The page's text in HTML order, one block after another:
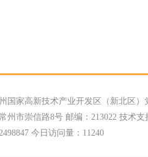
国家高新技术产业开发区（新北区）
州市崇信路8号 邮编：213022 技术支
今日访问量： 11240